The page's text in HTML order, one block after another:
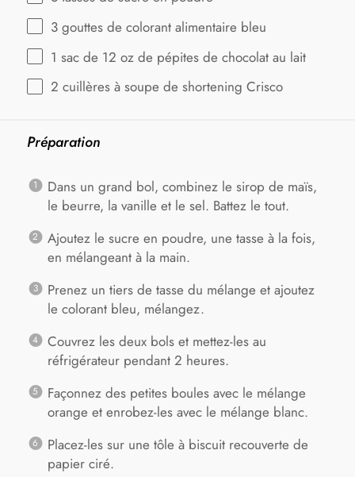
3 gouttes de colorant alimentaire bleu
1 sac de 12 oz de pépites de chocolat au lait
2 cuillères à soupe de shortening Crisco
Préparation
Dans un grand bol, combinez le sirop de maïs,
le beurre, la vanille et le sel. Battez le tout.
Ajoutez le sucre en poudre, une tasse à la fois,
en mélangeant à la main.
Prenez un tiers de tasse du mélange et ajoutez
le colorant bleu, mélangez.
Couvrez les deux bols et mettez-les au
réfrigérateur pendant 2 heures.
Façonnez des petites boules avec le mélange
orange et enrobez-les avec le mélange blanc.
Placez-les sur une tôle à biscuit recouverte de
papier ciré.